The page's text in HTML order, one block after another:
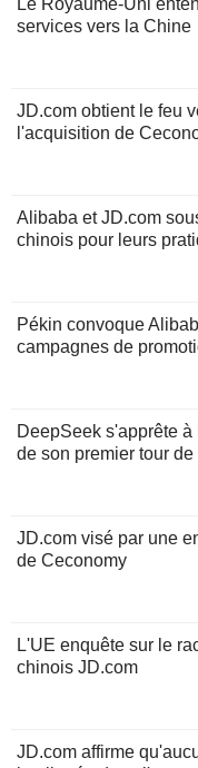
Le Royaume-Uni
services vers la Chine
JD.com obtient le feu
l'acquisition de
Alibaba et JD.com
chinois pour leurs
Pékin convoque
campagnes de
DeepSeek s'apprête
de son premier tour de
JD.com visé par une
de Ceconomy
L'UE enquête sur le
chinois JD.com
JD.com affirme